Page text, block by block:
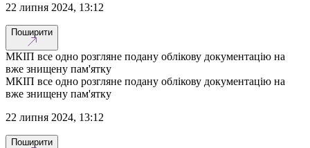
22 липня 2024, 13:12
Поширити
МКІП все одно розгляне подану облікову документацію на
вже знищену пам'ятку
МКІП все одно розгляне подану облікову документацію на
вже знищену пам'ятку
22 липня 2024, 13:12
Поширити